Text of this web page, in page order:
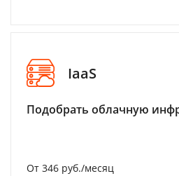
IaaS
Подобрать облачную
От 346 руб./месяц